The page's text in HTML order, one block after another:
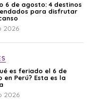
6 de agosto: 4 destinos
para disfrutar
2026
es feriado el 6 de
en Perú? Esta es la
2026